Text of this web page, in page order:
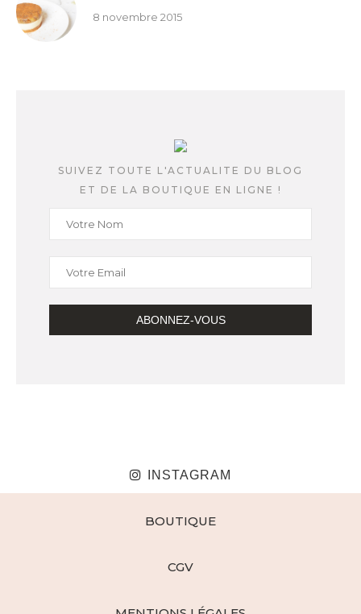
8 novembre 2015
SUIVEZ TOUTE L'ACTUALITE DU BLOG
ET DE LA BOUTIQUE EN LIGNE !
INSTAGRAM
BOUTIQUE
CGV